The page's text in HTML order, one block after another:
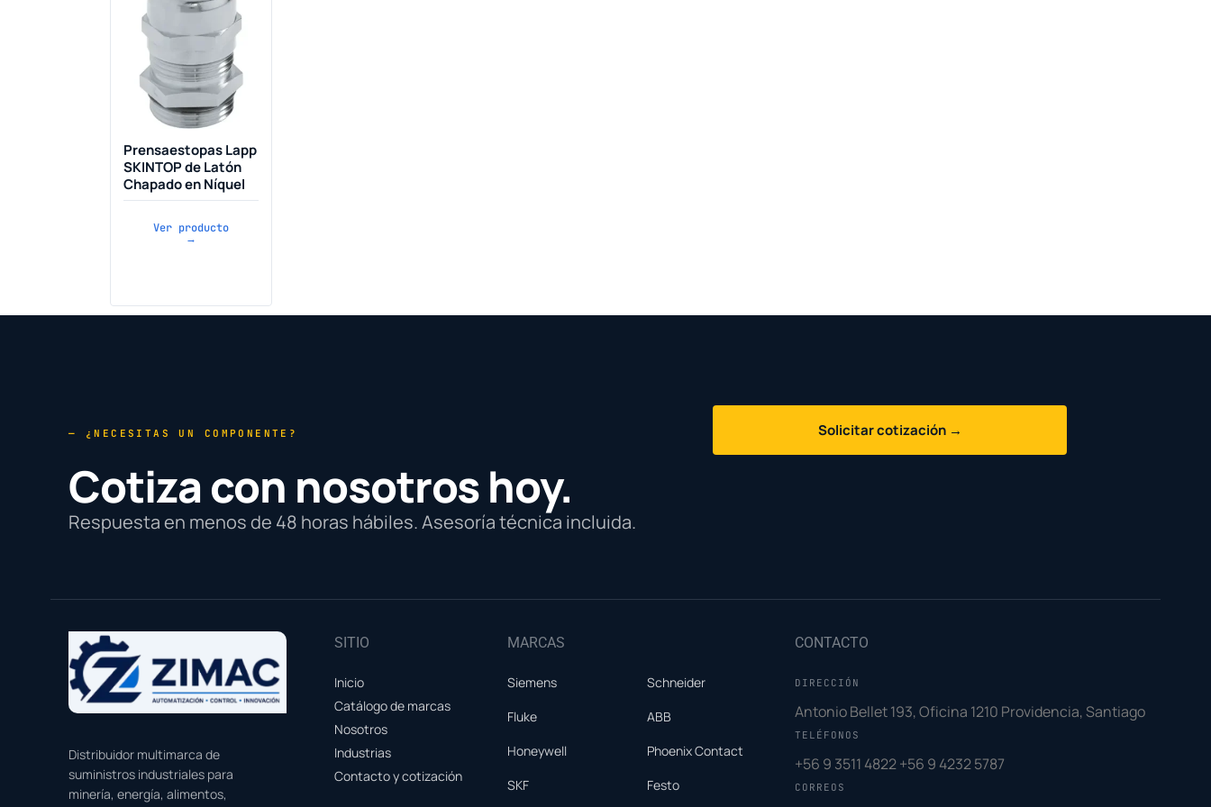
Prensaestopas Lapp
SKINTOP de Latón
Chapado en Níquel
Ver producto
→
— ¿NECESITAS UN COMPONENTE?
Cotiza con nosotros hoy.
Respuesta en menos de 48 horas hábiles. Asesoría técnica incluida.
Solicitar cotización →
Distribuidor multimarca de
suministros industriales para
minería, energía, alimentos,
SITIO
Inicio
Catálogo de marcas
Nosotros
Industrias
Contacto y cotización
MARCAS
Siemens
Schneider
Fluke
ABB
Honeywell
Phoenix Contact
SKF
Festo
CONTACTO
DIRECCIÓN
Antonio Bellet 193, Oficina 1210 Providencia, Santiago
TELÉFONOS
+56 9 3511 4822 +56 9 4232 5787
CORREOS